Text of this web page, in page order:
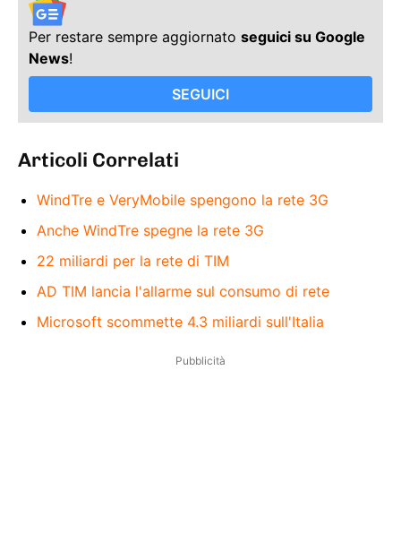
Per restare sempre aggiornato seguici su Google
News!
SEGUICI
Articoli Correlati
WindTre e VeryMobile spengono la rete 3G
Anche WindTre spegne la rete 3G
22 miliardi per la rete di TIM
AD TIM lancia l'allarme sul consumo di rete
Microsoft scommette 4.3 miliardi sull'Italia
Pubblicità